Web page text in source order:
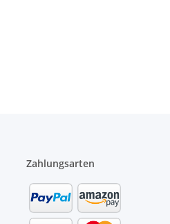
Zahlungsarten